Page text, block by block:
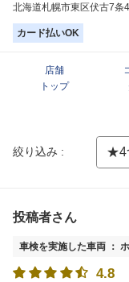
北海道札幌市東区伏古7条
カード払いOK
店舗
トップ
絞り込み :
投稿者さん
車検を実施した車両 ：
4.8